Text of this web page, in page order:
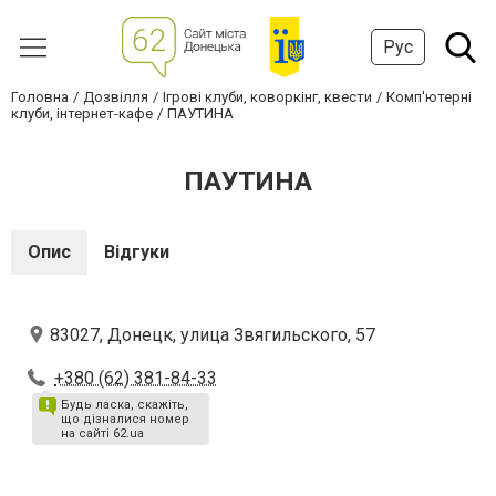
Рус
Головна Дозвілля Ігрові клуби, коворкінг, квести
Комп'ютерні
клуби, інтернет-кафе
ПАУТИНА
ПАУТИНА
Опис Відгуки
83027, Донецк, улица Звягильского, 57
+380 (62) 381-84-33
Будь ласка, скажіть,
що дізналися номер
на сайті 62.ua